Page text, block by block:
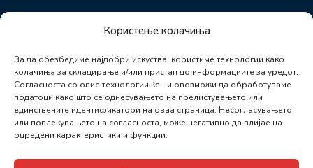
Користење колачиња
За да обезбедиме најдобри искуства, користиме технологии како
колачиња за складирање и/или пристап до информациите за уредот.
Согласноста со овие технологии ќе ни овозможи да обработуваме
податоци како што се однесувањето на прелистувањето или
единствените идентификатори на оваа страница. Несогласувањето
или повлекувањето на согласноста, може негативно да влијае на
одредени карактеристики и функции.